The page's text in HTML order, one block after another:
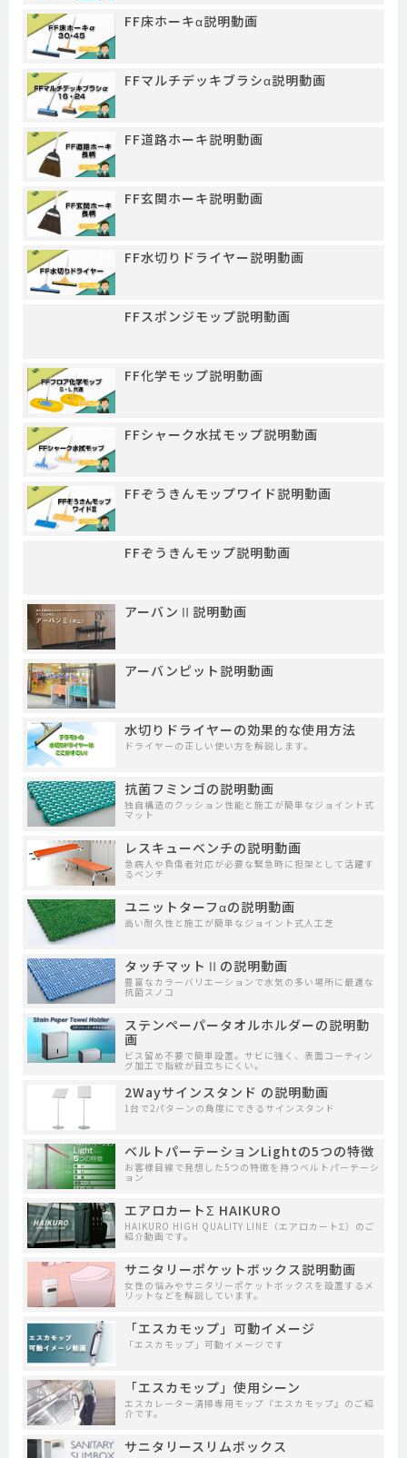
FF床ホーキα説明動画
FFマルチデッキブラシα説明動画
FF道路ホーキ説明動画
FF玄関ホーキ説明動画
FF水切りドライヤー説明動画
FFスポンジモップ説明動画
FF化学モップ説明動画
FFシャーク水拭モップ説明動画
FFぞうきんモップワイド説明動画
FFぞうきんモップ説明動画
アーバンⅡ説明動画
アーバンピット説明動画
水切りドライヤーの効果的な使用方法
ドライヤーの正しい使い方を解説します。
抗菌フミンゴの説明動画
独自構造のクッション性能と施工が簡単なジョイント式
マット
レスキューベンチの説明動画
急病人や負傷者対応が必要な緊急時に担架として活躍す
るベンチ
ユニットターフαの説明動画
高い耐久性と施工が簡単なジョイント式人工芝
タッチマットⅡの説明動画
豊富なカラーバリエーションで水気の多い場所に最適な
抗菌スノコ
ステンペーパータオルホルダーの説明動
画
ビス留め不要で簡単設置。サビに強く、表面コーティン
グ加工で指紋が目立ちにくい。
2Wayサインスタンド の説明動画
1台で2パターンの角度にできるサインスタンド
ベルトパーテーションLightの5つの特徴
お客様目線で発想した5つの特徴を持つベルトパーテーシ
ョン
エアロカートΣ HAIKURO
HAIKURO HIGH QUALITY LINE（エアロカートΣ）のご
紹介動画です。
サニタリーポケットボックス説明動画
女性の悩みやサニタリーポケットボックスを設置するメ
リットなどを解説しています。
「エスカモップ」可動イメージ
「エスカモップ」可動イメージです
「エスカモップ」使用シーン
エスカレーター清掃専用モップ『エスカモップ』のご紹
介です。
サニタリースリムボックス